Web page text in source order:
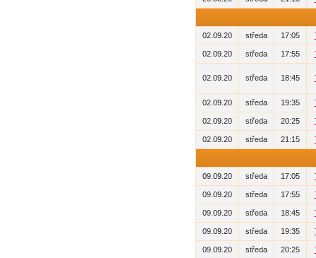
02.09.20 středa 17:05
02.09.20 středa 17:55
02.09.20 středa 18:45
02.09.20 středa 19:35
02.09.20 středa 20:25
02.09.20 středa 21:15
09.09.20 středa 17:05
09.09.20 středa 17:55
09.09.20 středa 18:45
09.09.20 středa 19:35
09.09.20 středa 20:25